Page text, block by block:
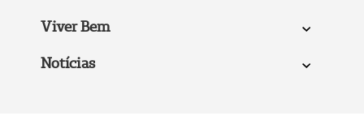
Viver Bem
Notícias